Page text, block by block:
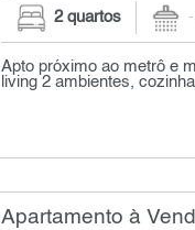
2 quartos
Apto próximo ao metrô e
living 2 ambientes,
Apartamento à